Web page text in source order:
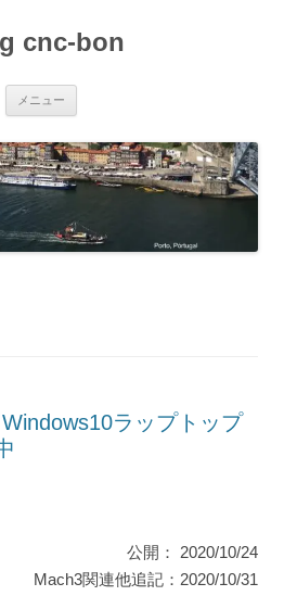
cnc-bon
メニュー
ラップトップ
公開： 2020/10/24
Mach3関連他追記：2020/10/31